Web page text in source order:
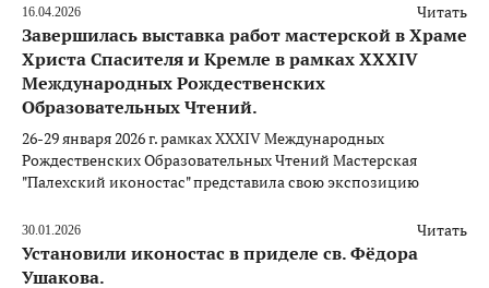
16.04.2026 Читать
Завершилась выставка работ мастерской в Храме
Христа Спасителя и Кремле в рамках XXXIV
Международных Рождественских
Образовательных Чтений.
26-29 января 2026 г. рамках XXXIV Международных
Рождественских Образовательных Чтений Мастерская
"Палехский иконостас" представила свою экспозицию
30.01.2026 Читать
Установили иконостас в приделе св. Фёдора
Ушакова.